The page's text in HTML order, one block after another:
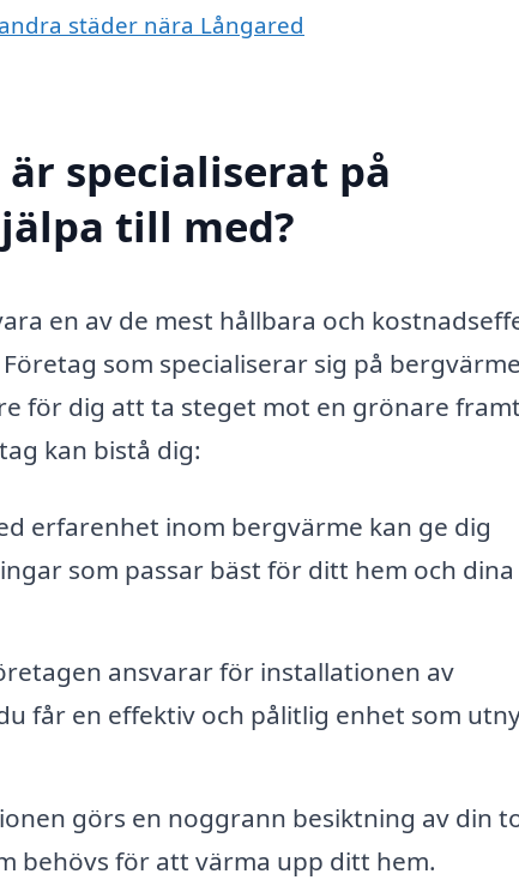
städer nära Långared
specialiserat på
till med?
en av de mest hållbara och
som specialiserar sig på bergvärme
för dig att ta steget mot en grönare
kan bistå dig:
erfarenhet inom bergvärme kan ge dig
som passar bäst för ditt hem och dina
ansvarar för installationen av
får en effektiv och pålitlig enhet som
görs en noggrann besiktning av din
behövs för att värma upp ditt hem.